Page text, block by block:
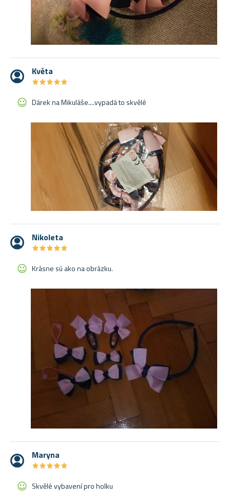
Květa
★★★★★
★★★★★
Dárek na Mikuláše....vypadá to skvělé
Nikoleta
★★★★★
★★★★★
Krásne sú ako na obrázku.
Maryna
★★★★★
★★★★★
Skvělé vybavení pro holku